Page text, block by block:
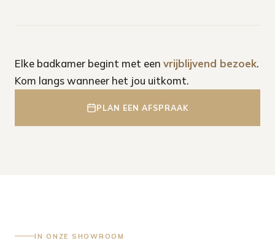
Elke badkamer begint met een vrijblijvend bezoek.
Kom langs wanneer het jou uitkomt.
PLAN EEN AFSPRAAK
IN ONZE SHOWROOM